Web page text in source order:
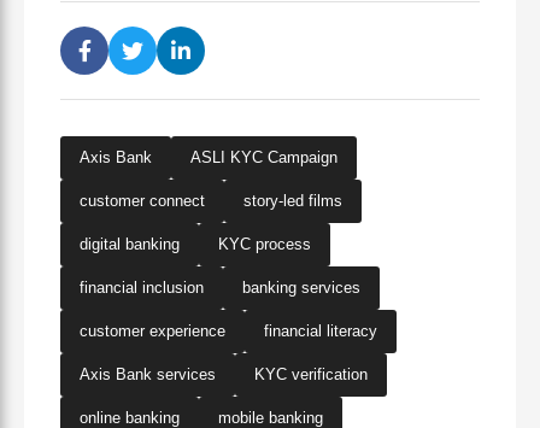
Axis Bank ASLI KYC Campaign
customer connect story-led films
digital banking KYC process
financial inclusion banking services
customer experience financial literacy
Axis Bank services KYC verification
online banking mobile banking